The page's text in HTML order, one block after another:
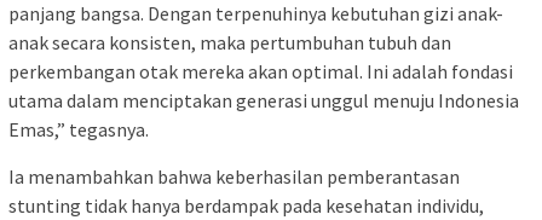
panjang bangsa. Dengan terpenuhinya kebutuhan gizi anak-
anak secara konsisten, maka pertumbuhan tubuh dan
perkembangan otak mereka akan optimal. Ini adalah fondasi
utama dalam menciptakan generasi unggul menuju Indonesia
Emas,” tegasnya.
Ia menambahkan bahwa keberhasilan pemberantasan
stunting tidak hanya berdampak pada kesehatan individu,